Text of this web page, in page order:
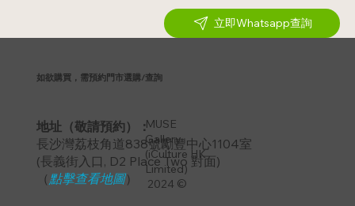
立即Whatsapp查詢
MUSE
Gallery
(iCulture HK
Limited)
2024 ©
如欲購買，需預約門市選購/查詢
地址（敬請預約）：
長沙灣荔枝角道838號勵豐中心1104室
​(長義街入口, D2 Place Two 對面)
（ 點擊查看地圖）